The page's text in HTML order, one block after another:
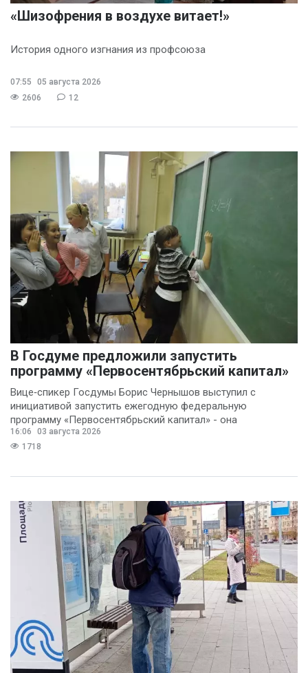
«Шизофрения в воздухе витает!»
История одного изгнания из профсоюза
07:55
05 августа 2026
2606
12
В Госдуме предложили запустить
программу «Первосентябрьский капитал»
Вице‑спикер Госдумы Борис Чернышов выступил с
инициативой запустить ежегодную федеральную
программу «Первосентябрьский капитал» - она
предполагает
16:06
03 августа 2026
1718